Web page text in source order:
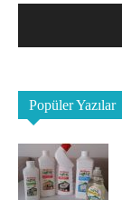
Popüler Yazılar